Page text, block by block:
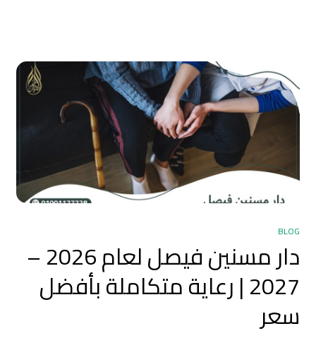
BLOG
دار مسنين فيصل لعام 2026 –
2027 | رعاية متكاملة بأفضل
سعر